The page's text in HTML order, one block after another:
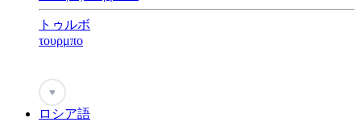
トゥルボ
τουρμπο
♥
ロシア語